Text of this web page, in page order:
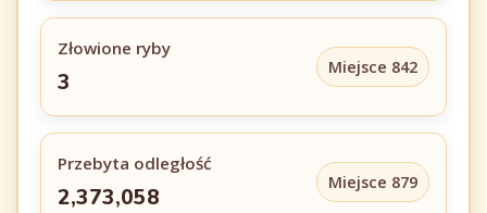
Złowione ryby
3
Miejsce 842
Przebyta odległość
2,373,058
Miejsce 879